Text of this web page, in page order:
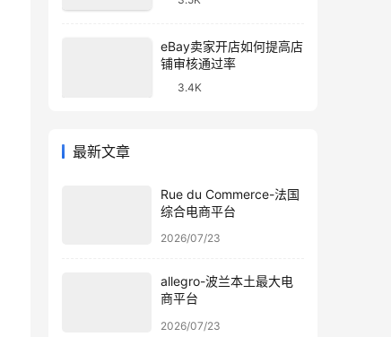
eBay卖家开店如何提高店
铺审核通过率
3.4K
最新文章
Rue du Commerce-法国
综合电商平台
2026/07/23
allegro-波兰本土最大电
商平台
2026/07/23